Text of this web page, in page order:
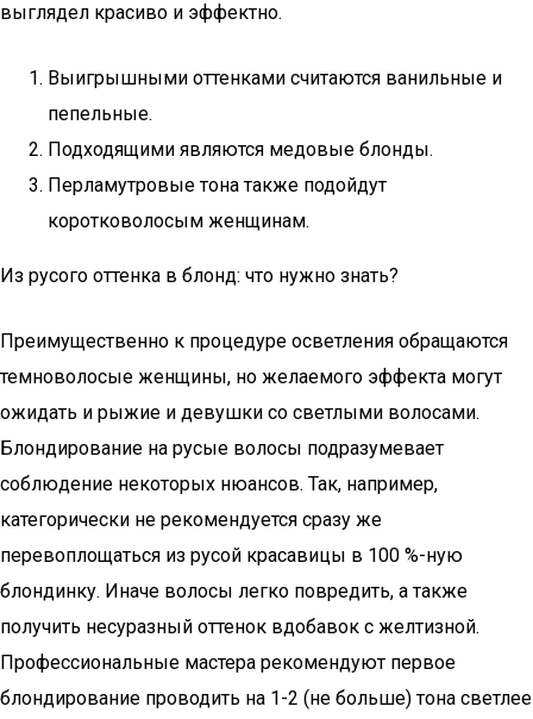
выглядел красиво и эффектно.
Выигрышными оттенками считаются ванильные и
пепельные.
Подходящими являются медовые блонды.
Перламутровые тона также подойдут
коротковолосым женщинам.
Из русого оттенка в блонд: что нужно знать?
Преимущественно к процедуре осветления обращаются
темноволосые женщины, но желаемого эффекта могут
ожидать и рыжие и девушки со светлыми волосами.
Блондирование на русые волосы подразумевает
соблюдение некоторых нюансов. Так, например,
категорически не рекомендуется сразу же
перевоплощаться из русой красавицы в 100 %-ную
блондинку. Иначе волосы легко повредить, а также
получить несуразный оттенок вдобавок с желтизной.
Профессиональные мастера рекомендуют первое
блондирование проводить на 1-2 (не больше) тона светлее